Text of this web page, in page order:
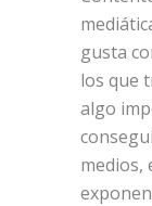
gusta
los que
algo
medios,